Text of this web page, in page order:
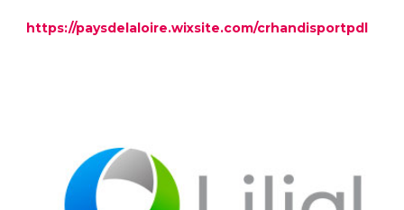
https://paysdelaloire.wixsite.com/crhandisportpdl